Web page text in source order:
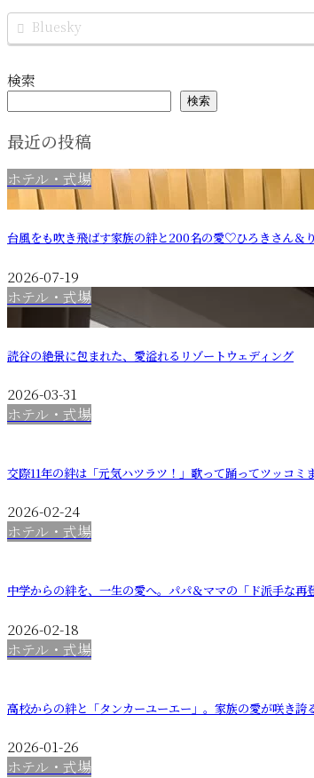
Bluesky
検索
検索
最近の投稿
ホテル・式場
台風をも吹き飛ばす家族の絆と200名の愛♡ひろきさん＆
2026-07-19
ホテル・式場
読谷の絶景に包まれた、愛溢れるリゾートウェディング
2026-03-31
ホテル・式場
交際11年の絆は「元気ハツラツ！」歌って踊ってツッコミ
2026-02-24
ホテル・式場
中学からの絆を、一生の愛へ。パパ＆ママの「ド派手な
2026-02-18
ホテル・式場
高校からの絆と「タンカーユーエー」。家族の愛が咲き誇
2026-01-26
ホテル・式場